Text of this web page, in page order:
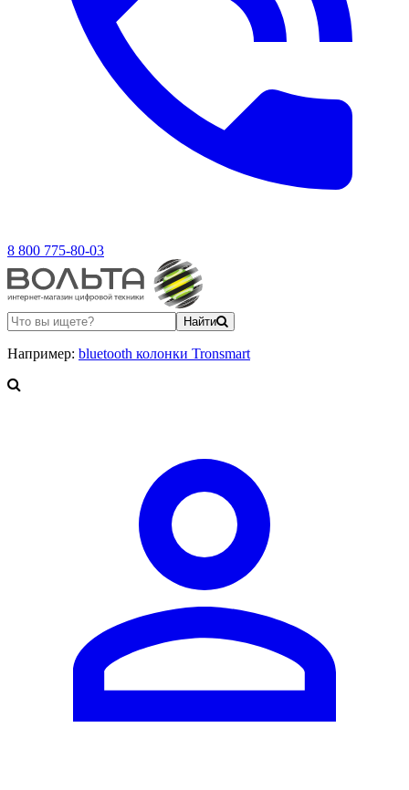
8 800 775-80-03
Найти
Например: bluetooth колонки Tronsmart